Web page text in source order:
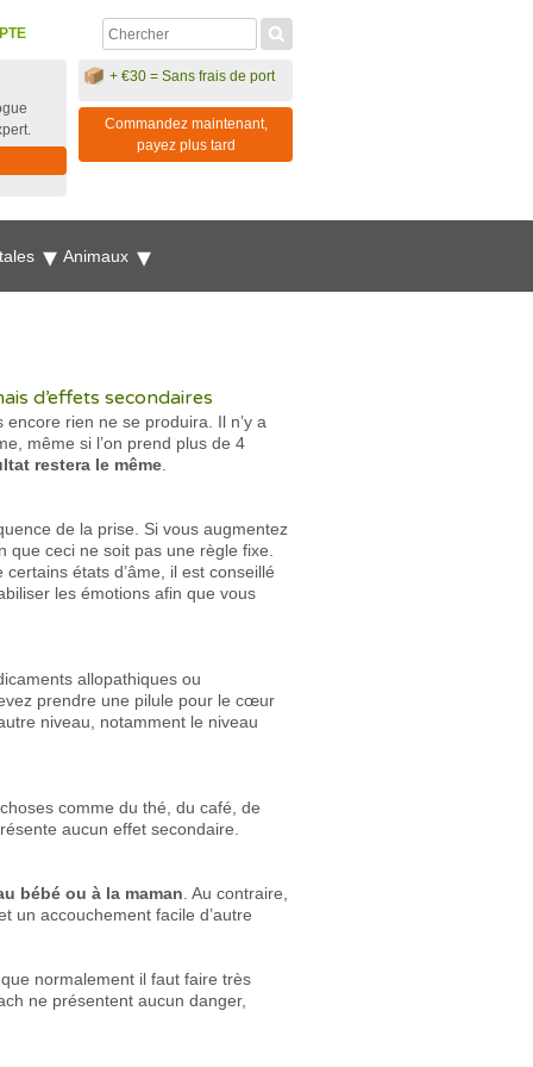
+ €30 = Sans frais de port
Commandez maintenant,
payez plus tard
Animaux
d’effets secondaires
rien ne se produira. Il n’y a
même si l’on prend plus de 4
restera le même
de la prise. Si vous augmentez
ceci ne soit pas une règle fixe.
états d’âme, il est conseillé
les émotions afin que vous
allopathiques ou
prendre une pilule pour le cœur
niveau, notamment le niveau
comme du thé, du café, de
aucun effet secondaire.
bébé ou à la maman . Au contraire,
un accouchement facile d’autre
normalement il faut faire très
ne présentent aucun danger,